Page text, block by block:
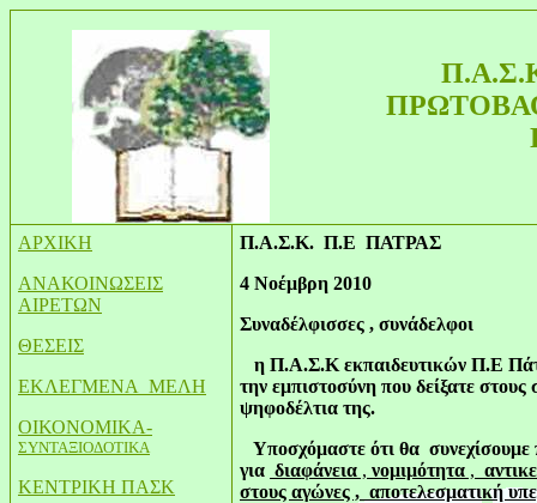
ΑΡΧΙΚΗ
ΑΝΑΚΟΙΝΩΣΕΙΣ
ΑΙΡΕΤΩΝ
ΘΕΣΕΙΣ
ΕΚΛΕΓΜΕΝΑ ΜΕΛΗ
ΟΙΚΟΝΟΜΙΚΑ-
ΣΥΝΤΑΞΙΟΔΟΤΙΚΑ
ΚΕΝΤΡΙΚΗ ΠΑΣΚ
Π.Α.Σ.Κ. Π.Ε ΠΑΤΡΑΣ
4 Νοέμβρη 2010
Συναδέλφισσες , συνάδελφοι
η Π.Α.Σ.Κ εκπαιδευτικών Π.Ε
την εμπιστοσύνη που δείξατε
ψηφοδέλτια της.
Υποσχόμαστε ότι θα συνεχίσουμε
για διαφάνεια , νομιμότητα ,
στους αγώνες , αποτελεσματική